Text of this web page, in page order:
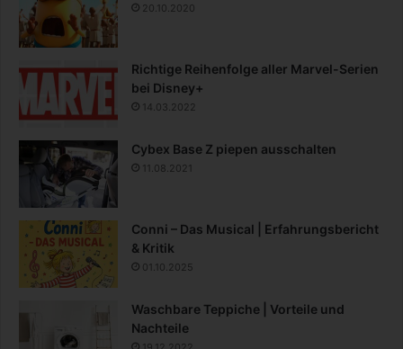
20.10.2020
Richtige Reihenfolge aller Marvel-Serien
bei Disney+
14.03.2022
Cybex Base Z piepen ausschalten
11.08.2021
Conni – Das Musical | Erfahrungsbericht
& Kritik
01.10.2025
Waschbare Teppiche | Vorteile und
Nachteile